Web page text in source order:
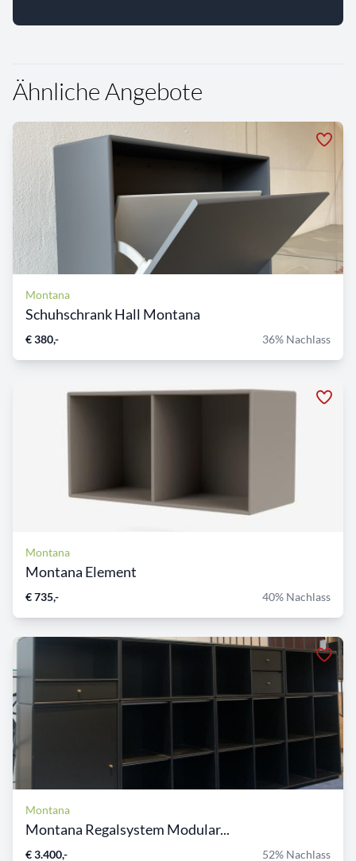
Ähnliche Angebote
Montana
Schuhschrank Hall Montana
€ 380,- 36% Nachlass
Montana
Montana Element
€ 735,- 40% Nachlass
Montana
Montana Regalsystem Modular...
€ 3.400,- 52% Nachlass